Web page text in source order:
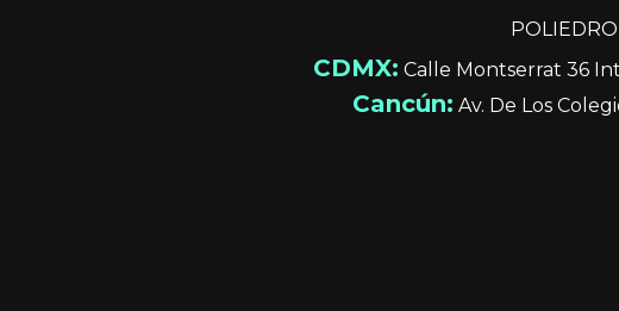
CDMX: Calle Montserrat 36
Cancún: Av. De Los